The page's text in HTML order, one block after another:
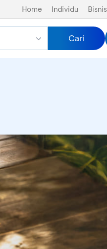
Home Individu Bisnis
Cari